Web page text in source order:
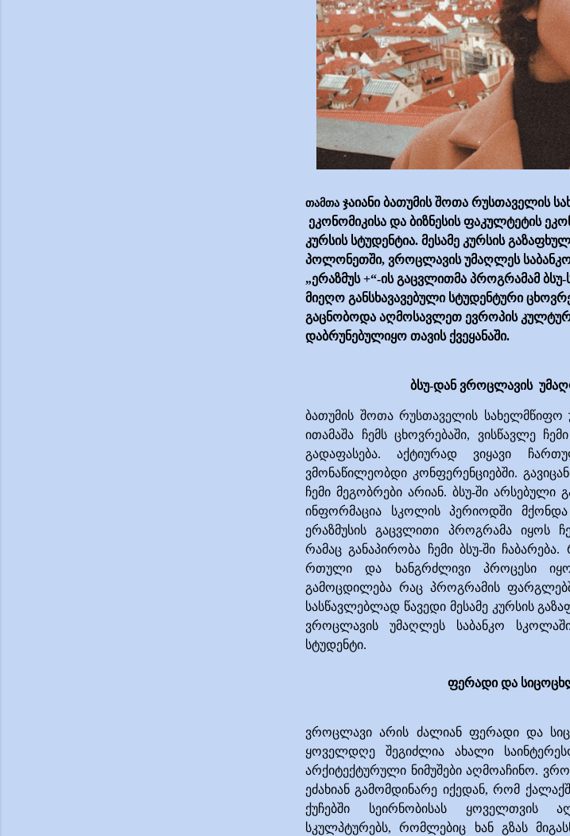
თამთა ჯაიანი ბათუმის შოთა რუსთაველის
ეკონომიკისა და ბიზნესის ფაკულტეტის
კურსის სტუდენტია. მესამე კურსის
პოლონეთში, ვროცლავის უმაღლეს
„ერაზმუს +“-ის გაცვლითმა პროგრამამ ბსუ-
მიეღო განსხავავებული სტუდენტური
გაცნობოდა აღმოსავლეთ ევროპის
დაბრუნებულიყო თავის ქვეყანაში.
ბსუ-დან ვროცლავის
ბათუმის შოთა რუსთაველის სახელმწიფო
ითამაშა ჩემს ცხოვრებაში, ვისწავლე
ჩემი
გადაფასება. აქტიურად ვიყავი
ვმონაწილეობდი კონფერენციებში.
ჩემი მეგობრები არიან. ბსუ-ში არსებული
ინფორმაცია სკოლის პერიოდში
ერაზმუსის გაცვლითი პროგრამა იყოს
რამაც განაპირობა ჩემი ბსუ-ში ჩაბარება.
რთული და ხანგრძლივი პროცესი
გამოცდილება რაც პროგრამის
სასწავლებლად წავედი მესამე კურსის
ვროცლავის უმაღლეს საბანკო
სტუდენტი.
ფერადი და
ვროცლავი არის ძალიან ფერადი და
ყოველდღე შეგიძლია ახალი
არქიტექტურული ნიმუშები აღმოაჩინო.
ეძახიან გამომდინარე იქედან, რომ
ქუჩებში სეირნობისას ყოველთვის
სკულპტურებს, რომლებიც ხან გზას